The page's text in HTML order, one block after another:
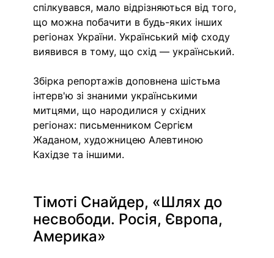
спілкувався, мало відрізняються від того,
що можна побачити в будь-яких інших
регіонах України. Український міф сходу
виявився в тому, що схід — український.
Збірка репортажів доповнена шістьма
інтерв'ю зі знаними українськими
митцями, що народилися у східних
регіонах: письменником Сергієм
Жаданом, художницею Алевтиною
Кахідзе та іншими.
Тімоті Снайдер, «Шлях до
несвободи. Росія, Європа,
Америка»